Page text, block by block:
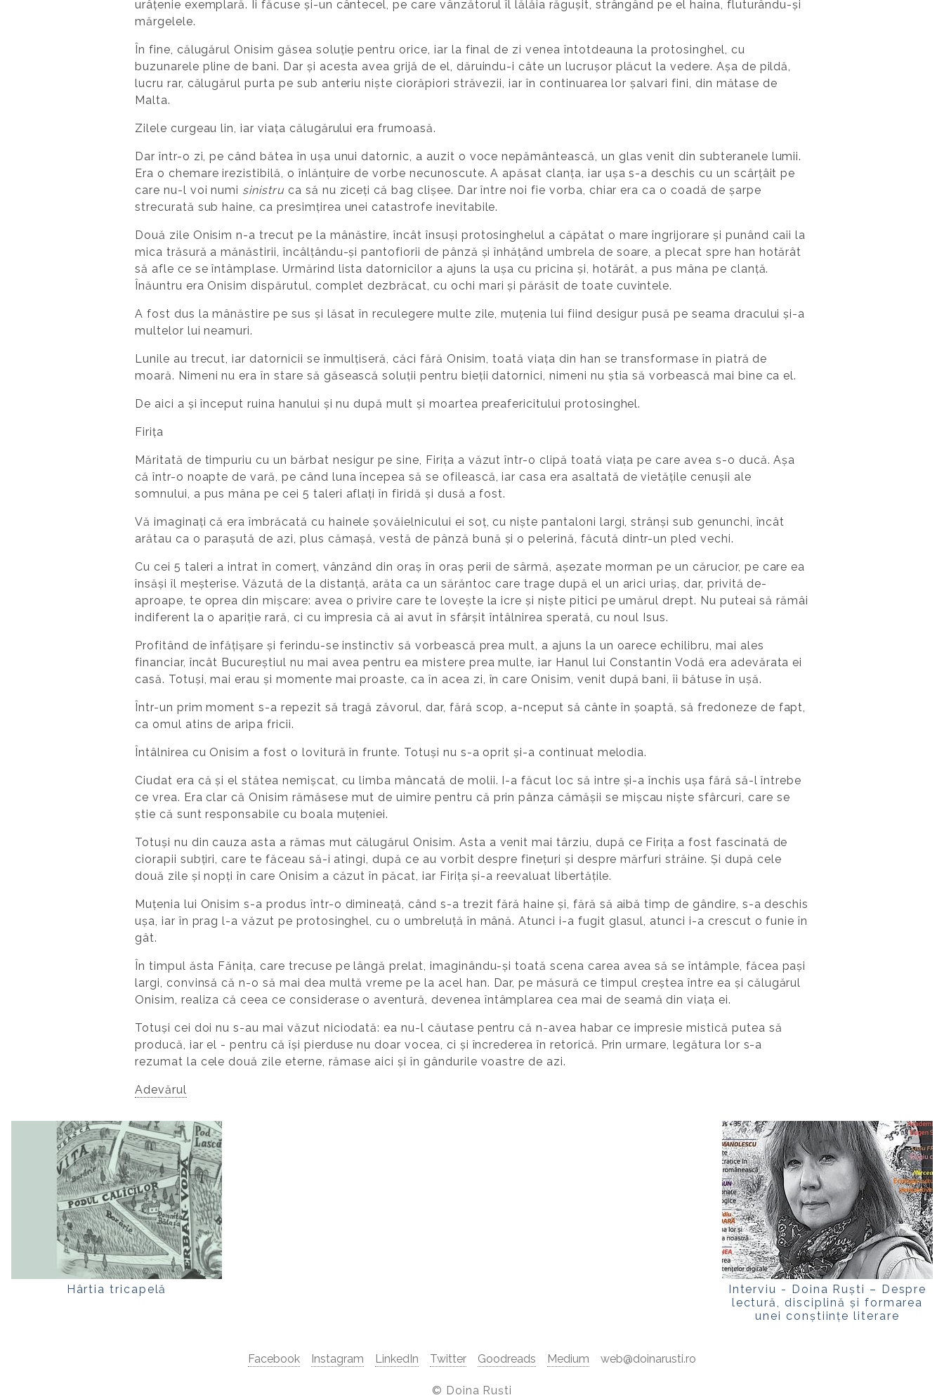
urâțenie exemplară. Îi făcuse și-un cântecel, pe care vânzătorul îl lălăia răgușit, strângând pe el haina, fluturându-și
mărgelele.
În fine, călugărul Onisim găsea soluție pentru orice, iar la final de zi venea întotdeauna la protosinghel, cu
buzunarele pline de bani. Dar și acesta avea grijă de el, dăruindu-i câte un lucrușor plăcut la vedere. Așa de pildă,
lucru rar, călugărul purta pe sub anteriu niște ciorăpiori străvezii, iar în continuarea lor șalvari fini, din mătase de
Malta.
Zilele curgeau lin, iar viața călugărului era frumoasă.
Dar într-o zi, pe când bătea în ușa unui datornic, a auzit o voce nepământească, un glas venit din subteranele lumii.
Era o chemare irezistibilă, o înlănțuire de vorbe necunoscute. A apăsat clanța, iar ușa s-a deschis cu un scârțâit pe
care nu-l voi numi sinistru ca să nu ziceți că bag clișee. Dar între noi fie vorba, chiar era ca o coadă de șarpe
strecurată sub haine, ca presimțirea unei catastrofe inevitabile.
Două zile Onisim n-a trecut pe la mânăstire, încât însuși protosinghelul a căpătat o mare îngrijorare și punând caii la
mica trăsură a mănăstirii, încâlțându-și pantofiorii de pânză și înhățând umbrela de soare, a plecat spre han hotărât
să afle ce se întâmplase. Urmărind lista datornicilor a ajuns la ușa cu pricina și, hotărât, a pus mâna pe clanță.
Înăuntru era Onisim dispărutul, complet dezbrăcat, cu ochi mari și părăsit de toate cuvintele.
A fost dus la mânăstire pe sus și lăsat în reculegere multe zile, muțenia lui fiind desigur pusă pe seama dracului și-a
multelor lui neamuri.
Lunile au trecut, iar datornicii se înmulțiseră, căci fără Onisim, toată viața din han se transformase în piatră de
moară. Nimeni nu era în stare să găsească soluții pentru bieții datornici, nimeni nu știa să vorbească mai bine ca el.
De aici a și început ruina hanului și nu după mult și moartea preafericitului protosinghel.
Firița
Măritată de timpuriu cu un bărbat nesigur pe sine, Firița a văzut într-o clipă toată viața pe care avea s-o ducă. Așa
că într-o noapte de vară, pe când luna începea să se ofilească, iar casa era asaltată de vietățile cenușii ale
somnului, a pus mâna pe cei 5 taleri aflați în firidă și dusă a fost.
Vă imaginați că era îmbrăcată cu hainele șovăielnicului ei soț, cu niște pantaloni largi, strânși sub genunchi, încât
arătau ca o parașută de azi, plus cămașă, vestă de pânză bună și o pelerină, făcută dintr-un pled vechi.
Cu cei 5 taleri a intrat în comerț, vânzând din oraș în oraș perii de sârmă, așezate morman pe un cărucior, pe care ea
însăși îl meșterise. Văzută de la distanță, arăta ca un sărăntoc care trage după el un arici uriaș, dar, privită de-
aproape, te oprea din mișcare: avea o privire care te lovește la icre și niște pitici pe umărul drept. Nu puteai să rămâi
indiferent la o apariție rară, ci cu impresia că ai avut în sfârșit întâlnirea sperată, cu noul Isus.
Profitând de înfățișare și ferindu-se instinctiv să vorbească prea mult, a ajuns la un oarece echilibru, mai ales
financiar, încât Bucureștiul nu mai avea pentru ea mistere prea multe, iar Hanul lui Constantin Vodă era adevărata ei
casă. Totuși, mai erau și momente mai proaste, ca în acea zi, în care Onisim, venit după bani, îi bătuse în ușă.
Într-un prim moment s-a repezit să tragă zăvorul, dar, fără scop, a-nceput să cânte în șoaptă, să fredoneze de fapt,
ca omul atins de aripa fricii.
Întâlnirea cu Onisim a fost o lovitură în frunte. Totuși nu s-a oprit și-a continuat melodia.
Ciudat era că și el stătea nemișcat, cu limba mâncată de molii. I-a făcut loc să intre și-a închis ușa fără să-l întrebe
ce vrea. Era clar că Onisim rămăsese mut de uimire pentru că prin pânza cămășii se mișcau niște sfârcuri, care se
știe că sunt responsabile cu boala muțeniei.
Totuși nu din cauza asta a rămas mut călugărul Onisim. Asta a venit mai târziu, după ce Firița a fost fascinată de
ciorapii subțiri, care te făceau să-i atingi, după ce au vorbit despre finețuri și despre mărfuri străine. Și după cele
două zile și nopți în care Onisim a căzut în păcat, iar Firița și-a reevaluat libertățile.
Muțenia lui Onisim s-a produs într-o dimineață, când s-a trezit fără haine și, fără să aibă timp de gândire, s-a deschis
ușa, iar în prag l-a văzut pe protosinghel, cu o umbreluță în mână. Atunci i-a fugit glasul, atunci i-a crescut o funie în
gât.
În timpul ăsta Fănița, care trecuse pe lângă prelat, imaginându-și toată scena carea avea să se întâmple, făcea pași
largi, convinsă că n-o să mai dea multă vreme pe la acel han. Dar, pe măsură ce timpul creștea între ea și călugărul
Onisim, realiza că ceea ce considerase o aventură, devenea întâmplarea cea mai de seamă din viața ei.
Totuși cei doi nu s-au mai văzut niciodată: ea nu-l căutase pentru că n-avea habar ce impresie mistică putea să
producă, iar el - pentru că își pierduse nu doar vocea, ci și încrederea în retorică. Prin urmare, legătura lor s-a
rezumat la cele două zile eterne, rămase aici și în gândurile voastre de azi.
Adevărul
Interviu - Doina Ruști – Despre
lectură, disciplină și formarea
unei conștiințe literare
Hârtia tricapelă
Facebook Instagram LinkedIn Twitter Goodreads Medium web@doinarusti.ro
© Doina Ruști